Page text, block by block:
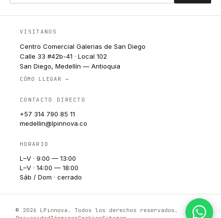
VISITANOS
Centro Comercial Galerias de San Diego
Calle 33 #42b-41 · Local 102
San Diego, Medellín — Antioquia
CÓMO LLEGAR →
CONTACTO DIRECTO
+57 314 790 85 11
medellin@lpinnova.co
HORARIO
L–V · 9:00 — 13:00
L–V · 14:00 — 18:00
Sáb / Dom · cerrado
© 2026 LPinnova. Todos los derechos reservados.